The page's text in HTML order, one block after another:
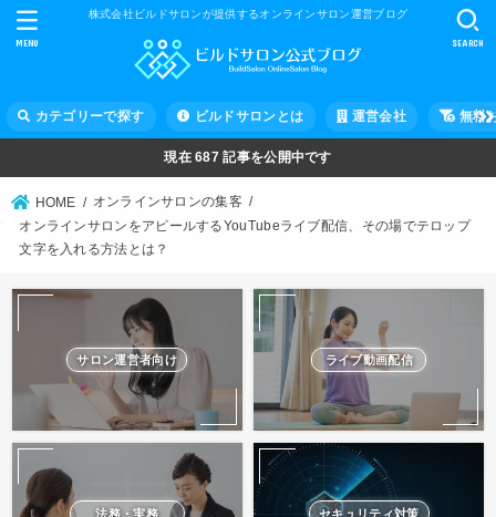
株式会社ビルドサロンが提供するオンラインサロン運営ブログ
カテゴリーで探す ビルドサロンとは 運営会社 無料
SEARCH
MENU
現在687 記事を公開中です
HOME
オンラインサロンの集客
オンラインサロンをアピールするYouTubeライブ配信、その場でテロップ
文字を入れる方法とは？
サロン運営者向け ライブ動画配信
法務・実務 セキュリティ対策